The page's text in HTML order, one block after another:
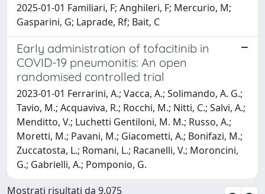
2025-01-01 Familiari, F; Anghileri, F; Mercurio, M;
Gasparini, G; Laprade, Rf; Bait, C
Early administration of tofacitinib in
COVID-19 pneumonitis: An open
randomised controlled trial
2023-01-01 Ferrarini, A.; Vacca, A.; Solimando, A. G.;
Tavio, M.; Acquaviva, R.; Rocchi, M.; Nitti, C.; Salvi, A.;
Menditto, V.; Luchetti Gentiloni, M. M.; Russo, A.;
Moretti, M.; Pavani, M.; Giacometti, A.; Bonifazi, M.;
Zuccatosta, L.; Romani, L.; Racanelli, V.; Moroncini,
G.; Gabrielli, A.; Pomponio, G.
Mostrati risultati da 9.075